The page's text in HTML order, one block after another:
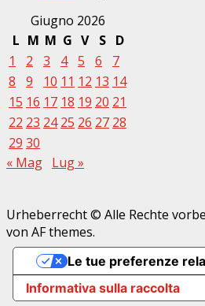
Giugno 2026
L M M G V S
D
1
2 3 4 5 6
7
8
9 10 11 12 13 14
15 16 17 18 19 20 21
22 23 24 25 26 27 28
29 30
« Mag Lug »
Urheberrecht © Alle Rechte
von AF themes.
Informativa sulla raccolta
Le tue preferenze